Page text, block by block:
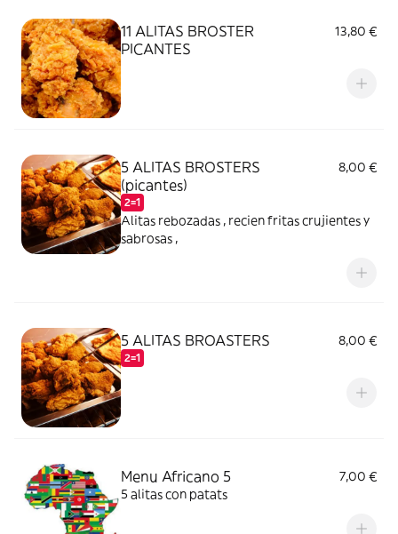
11 ALITAS BROSTER
PICANTES
13,80 €
5 ALITAS BROSTERS
(picantes)
2=1
8,00 €
Alitas rebozadas , recien fritas crujientes y
sabrosas ,
5 ALITAS BROASTERS
2=1
8,00 €
Menu Africano 5
7,00 €
5 alitas con patats